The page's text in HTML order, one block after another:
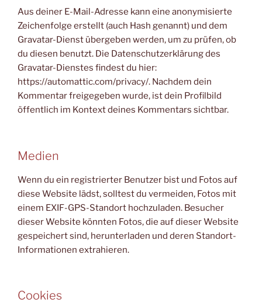
Aus deiner E-Mail-Adresse kann eine anonymisierte
Zeichenfolge erstellt (auch Hash genannt) und dem
Gravatar-Dienst übergeben werden, um zu prüfen, ob
du diesen benutzt. Die Datenschutzerklärung des
Gravatar-Dienstes findest du hier:
https://automattic.com/privacy/. Nachdem dein
Kommentar freigegeben wurde, ist dein Profilbild
öffentlich im Kontext deines Kommentars sichtbar.
Medien
Wenn du ein registrierter Benutzer bist und Fotos auf
diese Website lädst, solltest du vermeiden, Fotos mit
einem EXIF-GPS-Standort hochzuladen. Besucher
dieser Website könnten Fotos, die auf dieser Website
gespeichert sind, herunterladen und deren Standort-
Informationen extrahieren.
Cookies